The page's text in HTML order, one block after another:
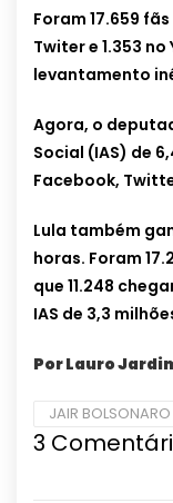
Foram 17.659
Twiter e 1.353
levantamento
Agora, o
Social (IAS) de
Facebook,
Lula também
horas. Foram
que 11.248
IAS de 3,3
Por Lauro
JAIR BOLSONARO
3